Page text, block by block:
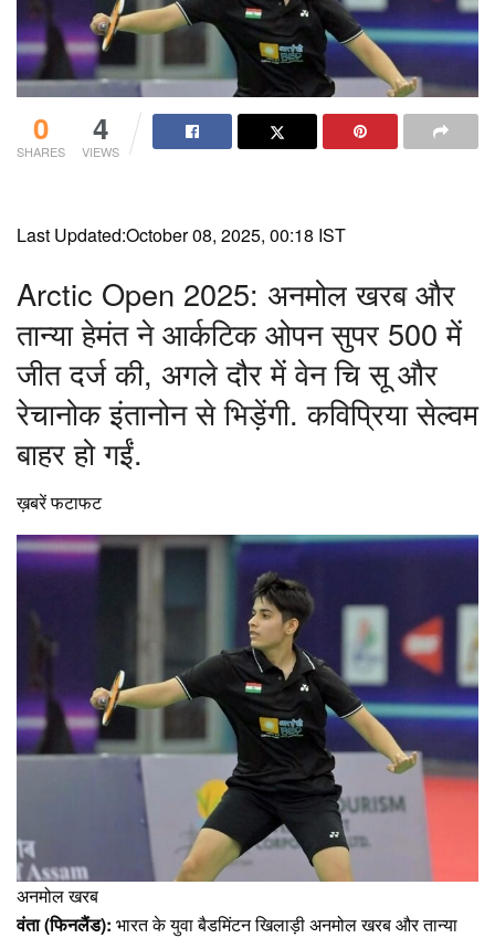
0
SHARES
4
VIEWS
Last Updated:October 08, 2025, 00:18 IST
Arctic Open 2025: अनमोल खरब और
तान्या हेमंत ने आर्कटिक ओपन सुपर 500 में
जीत दर्ज की, अगले दौर में वेन चि सू और
रेचानोक इंतानोन से भिड़ेंगी. कविप्रिया सेल्वम
बाहर हो गईं.
ख़बरें फटाफट
अनमोल खरब
वंता (फिनलैंड): भारत के युवा बैडमिंटन खिलाड़ी अनमोल खरब और तान्या